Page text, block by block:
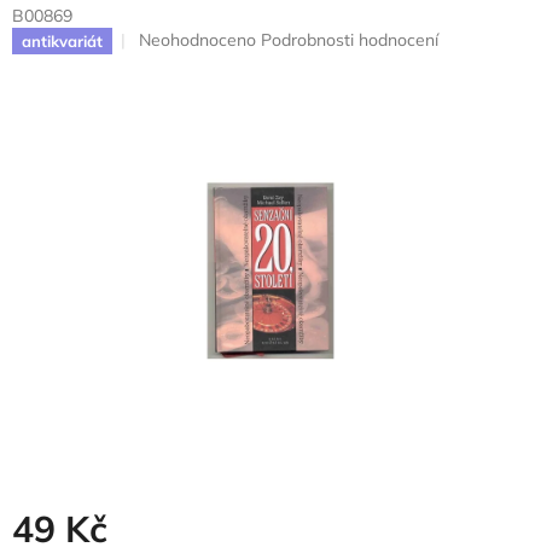
B00869
antikvariát
Průměrné
hvězdiček.
Neohodnoceno Podrobnosti hodnocení
49 Kč